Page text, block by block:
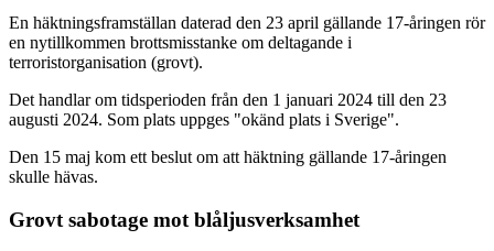
En häktningsframställan daterad den 23 april gällande 17-åringen rör
en nytillkommen brottsmisstanke om deltagande i
terroristorganisation (grovt).
Det handlar om tidsperioden från den 1 januari 2024 till den 23
augusti 2024. Som plats uppges "okänd plats i Sverige".
Den 15 maj kom ett beslut om att häktning gällande 17-åringen
skulle hävas.
Grovt sabotage mot blåljusverksamhet